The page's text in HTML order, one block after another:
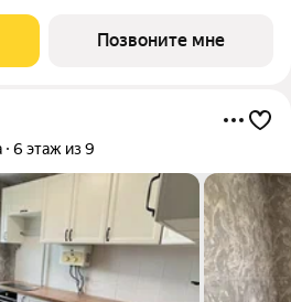
окна. «Таулар» квартал
Позвоните мне
6 этаж из 9